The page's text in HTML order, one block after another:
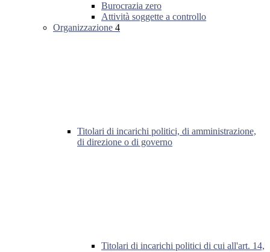
Burocrazia zero
Attività soggette a controllo
Organizzazione 4
Titolari di incarichi politici, di amministrazione,
di direzione o di governo
Titolari di incarichi politici di cui all'art. 14,